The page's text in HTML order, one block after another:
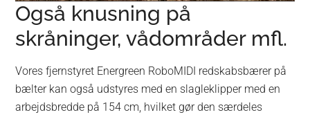
Også knusning på
skråninger, vådområder mfl.
Vores fjernstyret Energreen RoboMIDI redskabsbærer på
bælter kan også udstyres med en slagleklipper med en
arbejdsbredde på 154 cm, hvilket gør den særdeles